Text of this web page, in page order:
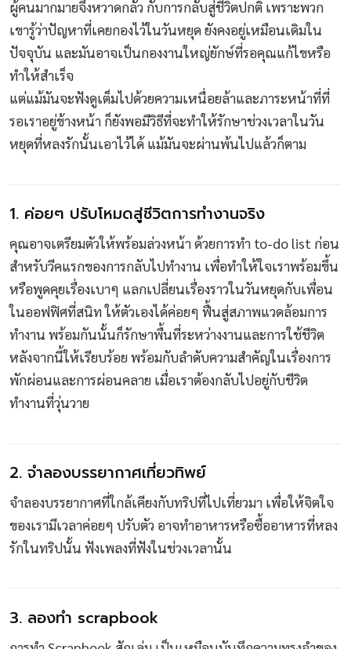
ผู้คนมากมายจึงหวาดกลัว กับการกลับสู่ชีวิตปกติ เพราะพวก
เขารู้ว่าปัญหาที่เคยกองไว้ในวันหยุด ยังคงอยู่เหมือนเดิมใน
ปัจจุบัน และมันอาจเป็นกองงานใหญ่ยักษ์​ที่รอคุณแก้ไขหรือ
ทำให้สำเร็จ
แต่แม้มันจะฟังดูเต็มไปด้วยความเหนื่อยล้าและภาระหน้าที่ที่
รอเราอยู่ข้างหน้า ก็ยังพอมีวิธีที่จะทำให้รักษาช่วงเวลาในวัน
หยุดที่หลงรักนั้นเอาไว้ได้ แม้มันจะผ่านพ้นไปแล้วก็ตาม
1. ค่อยๆ ปรับโหมดสู่ชีวิตการทำงานจริง
คุณอาจเตรียมตัวให้พร้อมล่วงหน้า ด้วยการทำ to-do list ก่อน
สำหรับวีคแรกของการกลับไปทำงาน เพื่อทำให้ใจเราพร้อมขึ้น
หรือพูดคุยเรื่องเบาๆ แลกเปลี่ยนเรื่องราวในวันหยุดกับเพื่อน
ในออฟฟิศที่สนิท ให้ตัวเองได้ค่อยๆ ฟื้นสู่สภาพแวดล้อมการ
ทำงาน พร้อมกันนั้นก็รักษาพื้นที่ระหว่างงานและการใช้ชีวิต
หลังจากนี้ให้เรียบร้อย พร้อมกับลำดับความสำคัญในเรื่องการ
พักผ่อนและการผ่อนคลาย เมื่อเราต้องกลับไปอยู่กับชีวิต
ทำงานที่วุ่นวาย
2. จำลองบรรยากาศเที่ยวทิพย์
จำลองบรรยากาศที่ใกล้เคียงกับทริปที่ไปเที่ยวมา เพื่อให้จิตใจ
ของเรามีเวลาค่อยๆ ปรับตัว อาจทำอาหารหรือซื้ออาหารที่หลง
รักในทริปนั้น ฟังเพลงที่ฟังในช่วงเวลานั้น
3. ลองทำ scrapbook